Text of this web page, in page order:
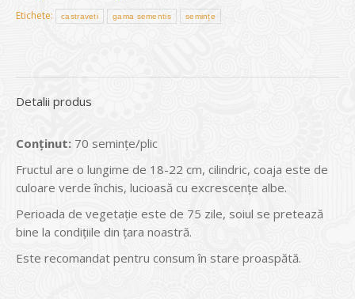
Etichete:
castraveti gama sementis semințe
Detalii produs
Conținut: 70 seminţe/plic
Fructul are o lungime de 18-22 cm, cilindric, coaja este de
culoare verde închis, lucioasă cu excrescenţe albe.
Perioada de vegetaţie este de 75 zile, soiul se pretează
bine la condiţiile din ţara noastră.
Este recomandat pentru consum în stare proaspătă.